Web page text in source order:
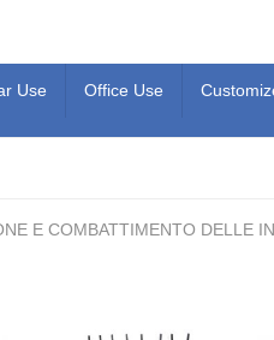
Use Office Use
E COMBATTIMENTO DELLE